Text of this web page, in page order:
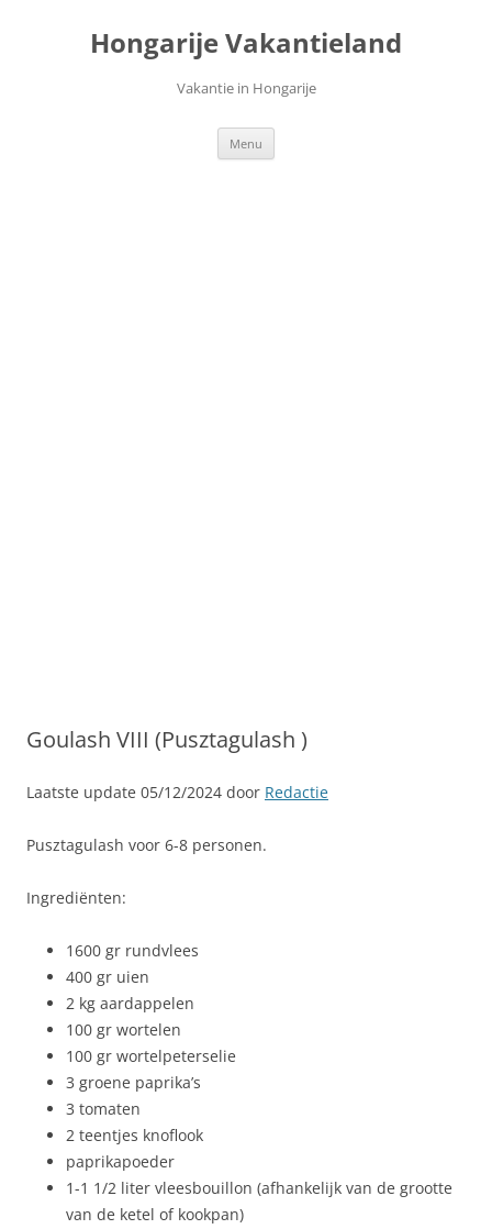
Hongarije Vakantieland
Vakantie in Hongarije
Menu
Goulash VIII (Pusztagulash )
Laatste update 05/12/2024 door Redactie
Pusztagulash voor 6-8 personen.
Ingrediënten:
1600 gr rundvlees
400 gr uien
2 kg aardappelen
100 gr wortelen
100 gr wortelpeterselie
3 groene paprika’s
3 tomaten
2 teentjes knoflook
paprikapoeder
1-1 1/2 liter vleesbouillon (afhankelijk van de grootte
van de ketel of kookpan)